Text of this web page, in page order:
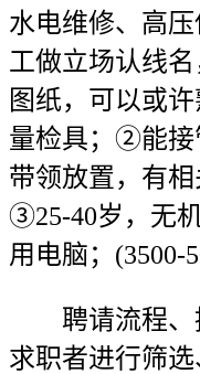
水电维修、高
工做立场认线
图纸，可以或
量检具；②能接
带领放置，有相
③25-40岁，无
用电脑；(3500-
聘请流程、
求职者进行筛